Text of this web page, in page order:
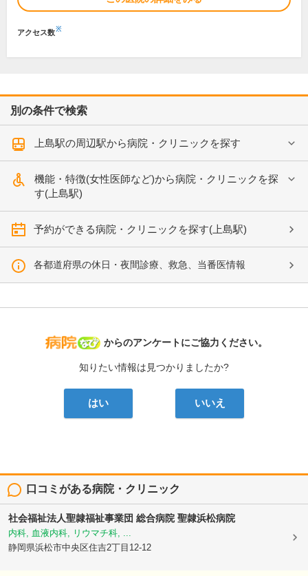
アクセス数※
別の条件で検索
上島駅の周辺駅から病院・クリニックを探す
機能・特徴(女性医師など)から病院・クリニックを探
す(上島駅)
予約ができる病院・クリニックを探す(上島駅)
各都道府県の休日・夜間診療、救急、当番医情報
病院なび
からのアンケートにご協力ください。
知りたい情報は見つかりましたか?
はい いいえ
口コミがある病院・クリニック
社会福祉法人聖隷福祉事業団 総合病院 聖隷浜松病院
内科, 血液内科, リウマチ科, ...
静岡県浜松市中央区住吉2丁目12-12